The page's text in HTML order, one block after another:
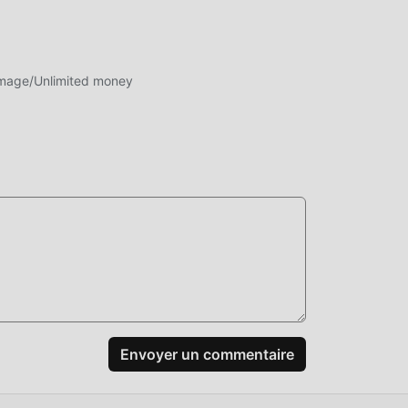
Unlimited money
Envoyer un commentaire